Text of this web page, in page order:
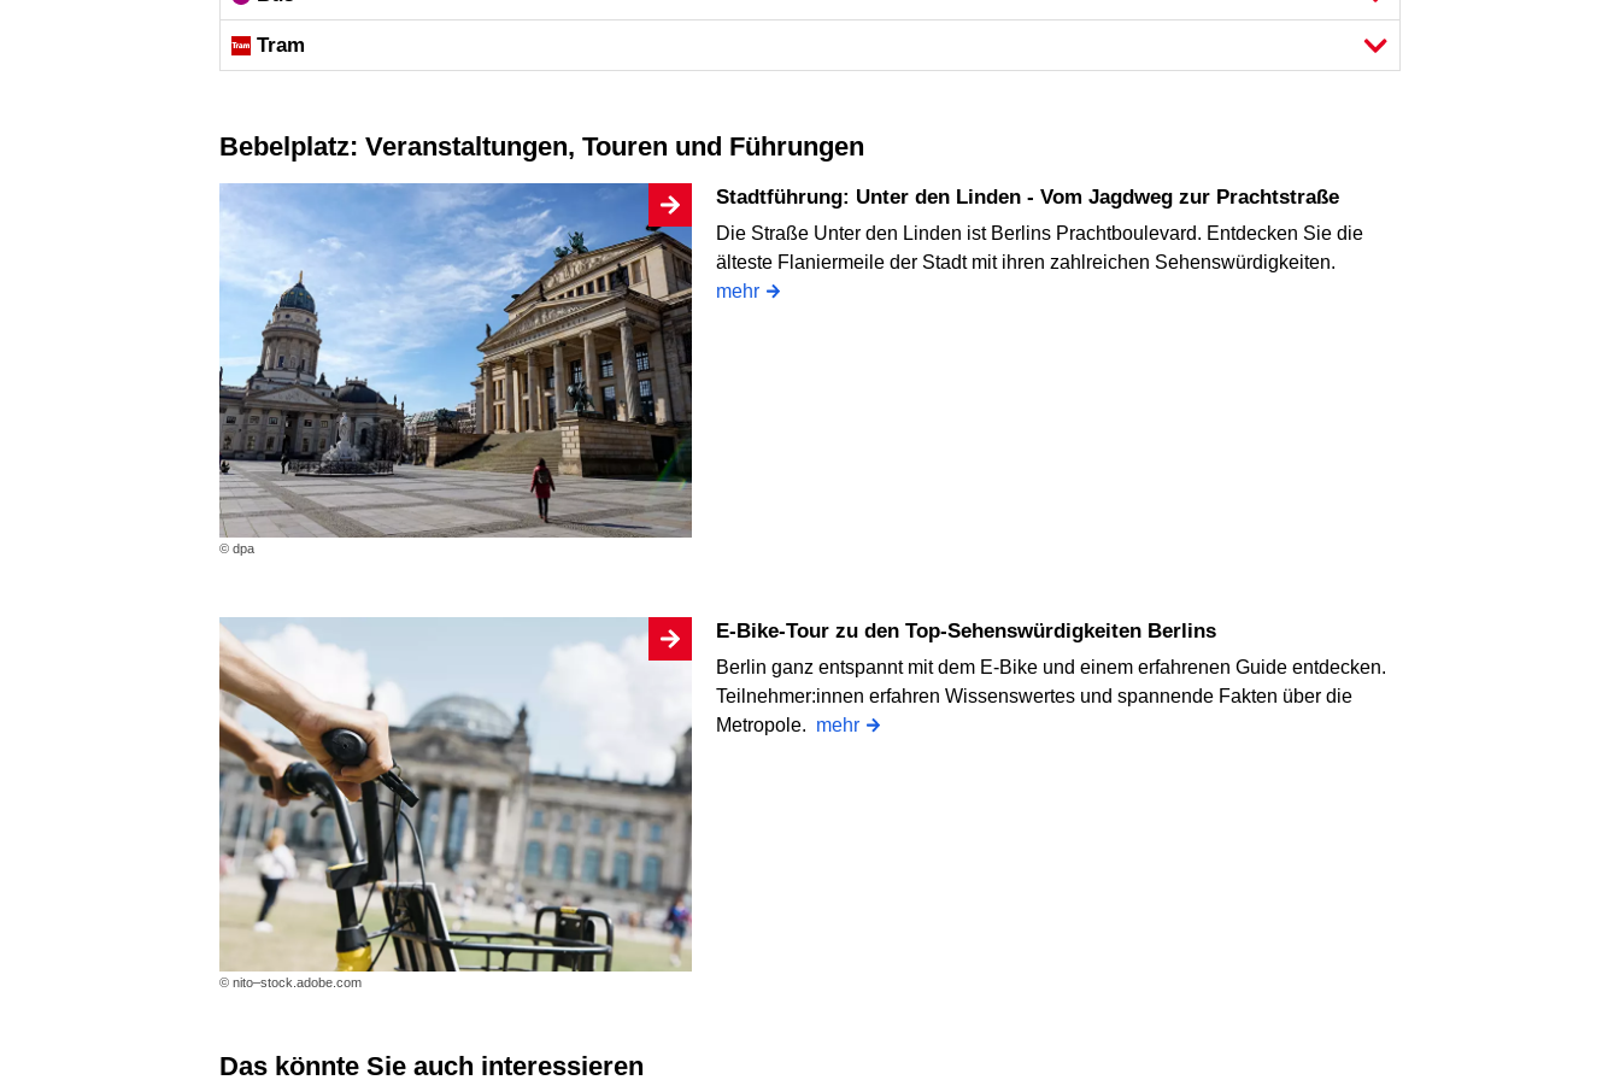
Tram
Bebelplatz: Veranstaltungen, Touren und Führungen
© dpa
Stadtführung: Unter den Linden - Vom Jagdweg zur Prachtstraße
Die Straße Unter den Linden ist Berlins Prachtboulevard. Entdecken Sie die
älteste Flaniermeile der Stadt mit ihren zahlreichen Sehenswürdigkeiten.
mehr
© nito–stock.adobe.com
E-Bike-Tour zu den Top-Sehenswürdigkeiten Berlins
Berlin ganz entspannt mit dem E-Bike und einem erfahrenen Guide entdecken.
Teilnehmer:innen erfahren Wissenswertes und spannende Fakten über die
Metropole. mehr
Das könnte Sie auch interessieren